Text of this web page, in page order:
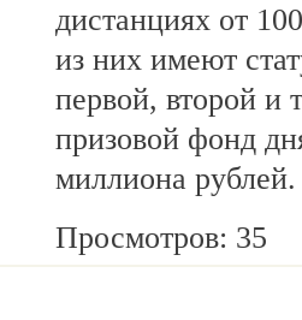
дистанциях от
из них имеют
первой, второй и
призовой фонд
миллиона рублей.
Просмотров: 35